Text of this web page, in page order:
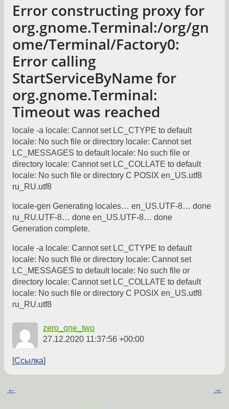
Error constructing proxy for
org.gnome.Terminal:/org/gn
ome/Terminal/Factory0:
Error calling
StartServiceByName for
org.gnome.Terminal:
Timeout was reached
locale -a locale: Cannot set LC_CTYPE to default
locale: No such file or directory locale: Cannot set
LC_MESSAGES to default locale: No such file or
directory locale: Cannot set LC_COLLATE to default
locale: No such file or directory C POSIX en_US.utf8
ru_RU.utf8
locale-gen Generating locales… en_US.UTF-8… done
ru_RU.UTF-8… done en_US.UTF-8… done
Generation complete.
locale -a locale: Cannot set LC_CTYPE to default
locale: No such file or directory locale: Cannot set
LC_MESSAGES to default locale: No such file or
directory locale: Cannot set LC_COLLATE to default
locale: No such file or directory C POSIX en_US.utf8
ru_RU.utf8
zero_one_two
27.12.2020 11:37:56 +00:00
Ссылка
← →